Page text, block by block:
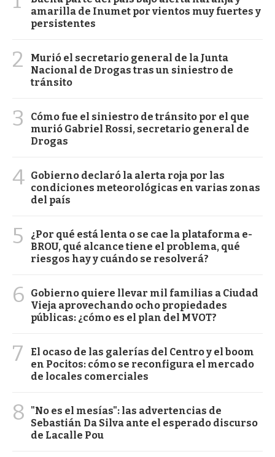
amarilla de Inumet por vientos muy fuertes y
persistentes
2
Murió el secretario general de la Junta
Nacional de Drogas tras un siniestro de
tránsito
3
Cómo fue el siniestro de tránsito por el que
murió Gabriel Rossi, secretario general de
Drogas
4 Gobierno declaró la alerta roja por las
condiciones meteorológicas en varias zonas
del país
5
¿Por qué está lenta o se cae la plataforma e-
BROU, qué alcance tiene el problema, qué
riesgos hay y cuándo se resolverá?
6
Gobierno quiere llevar mil familias a Ciudad
Vieja aprovechando ocho propiedades
públicas: ¿cómo es el plan del MVOT?
7
El ocaso de las galerías del Centro y el boom
en Pocitos: cómo se reconfigura el mercado
de locales comerciales
8
"No es el mesías": las advertencias de
Sebastián Da Silva ante el esperado discurso
de Lacalle Pou